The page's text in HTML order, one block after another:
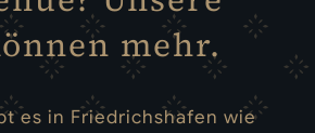
mehr.
es in Friedrichshafen wie